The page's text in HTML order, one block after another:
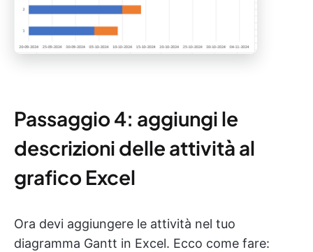
Passaggio 4: aggiungi le
descrizioni delle attività al
grafico Excel
Ora devi aggiungere le attività nel tuo
diagramma Gantt in Excel. Ecco come fare: